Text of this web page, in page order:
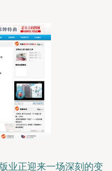
业正迎来一场深刻的变